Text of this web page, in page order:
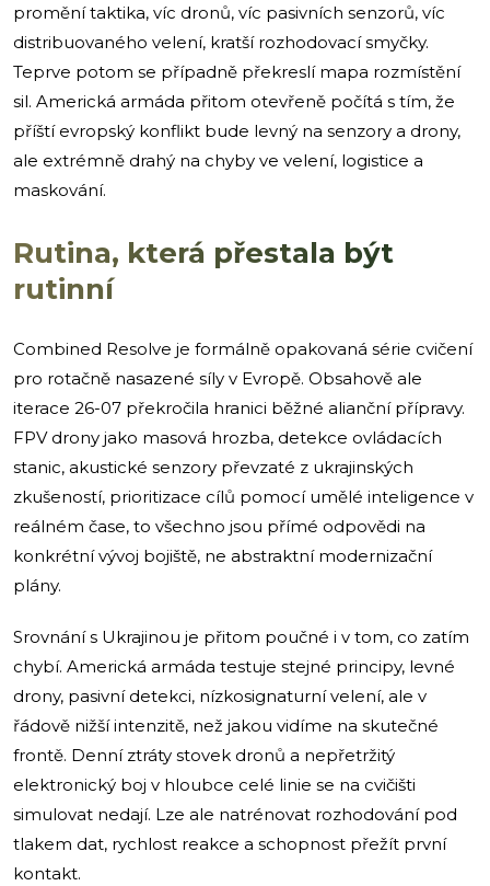
promění taktika, víc dronů, víc pasivních senzorů, víc
distribuovaného velení, kratší rozhodovací smyčky.
Teprve potom se případně překreslí mapa rozmístění
sil. Americká armáda přitom otevřeně počítá s tím, že
příští evropský konflikt bude levný na senzory a drony,
ale extrémně drahý na chyby ve velení, logistice a
maskování.
Rutina, která přestala být
rutinní
Combined Resolve je formálně opakovaná série cvičení
pro rotačně nasazené síly v Evropě. Obsahově ale
iterace 26-07 překročila hranici běžné alianční přípravy.
FPV drony jako masová hrozba, detekce ovládacích
stanic, akustické senzory převzaté z ukrajinských
zkušeností, prioritizace cílů pomocí umělé inteligence v
reálném čase, to všechno jsou přímé odpovědi na
konkrétní vývoj bojiště, ne abstraktní modernizační
plány.
Srovnání s Ukrajinou je přitom poučné i v tom, co zatím
chybí. Americká armáda testuje stejné principy, levné
drony, pasivní detekci, nízkosignaturní velení, ale v
řádově nižší intenzitě, než jakou vidíme na skutečné
frontě. Denní ztráty stovek dronů a nepřetržitý
elektronický boj v hloubce celé linie se na cvičišti
simulovat nedají. Lze ale natrénovat rozhodování pod
tlakem dat, rychlost reakce a schopnost přežít první
kontakt.